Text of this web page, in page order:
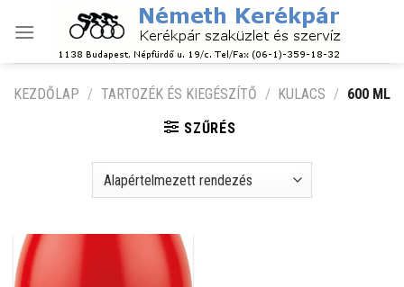
KEZDŐLAP / TARTOZÉK ÉS KIEGÉSZÍTŐ / KULACS / 600 ML
SZŰRÉS